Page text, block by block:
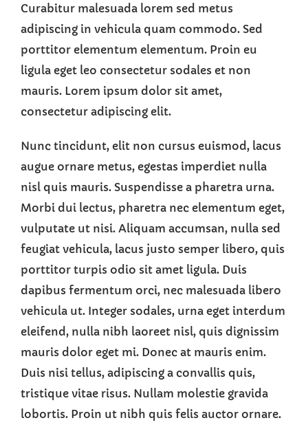
Curabitur malesuada lorem sed metus
adipiscing in vehicula quam commodo. Sed
porttitor elementum elementum. Proin eu
ligula eget leo consectetur sodales et non
mauris. Lorem ipsum dolor sit amet,
consectetur adipiscing elit.
Nunc tincidunt, elit non cursus euismod, lacus
augue ornare metus, egestas imperdiet nulla
nisl quis mauris. Suspendisse a pharetra urna.
Morbi dui lectus, pharetra nec elementum eget,
vulputate ut nisi. Aliquam accumsan, nulla sed
feugiat vehicula, lacus justo semper libero, quis
porttitor turpis odio sit amet ligula. Duis
dapibus fermentum orci, nec malesuada libero
vehicula ut. Integer sodales, urna eget interdum
eleifend, nulla nibh laoreet nisl, quis dignissim
mauris dolor eget mi. Donec at mauris enim.
Duis nisi tellus, adipiscing a convallis quis,
tristique vitae risus. Nullam molestie gravida
lobortis. Proin ut nibh quis felis auctor ornare.